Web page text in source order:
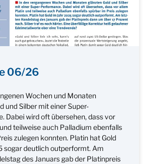
06/26
Wochen und Monaten
und Silber mit einer Super-
Dabei wird oft übersehen, dass vor
teilweise auch Palladium ebenfalls
zulegen konnten. Platin hat Gold
sogar deutlich outperformt. Am
des Januars gab der Platinpreis